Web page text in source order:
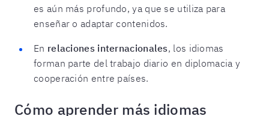
es aún más profundo, ya que se utiliza para
enseñar o adaptar contenidos.
En relaciones internacionales, los idiomas
forman parte del trabajo diario en diplomacia y
cooperación entre países.
Cómo aprender más idiomas